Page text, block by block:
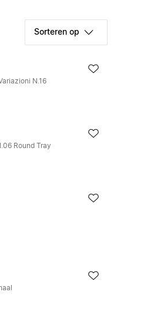
Sorteren op
N.16
Round Tray